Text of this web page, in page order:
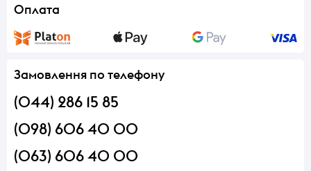
Оплата
Замовлення по телефону
(044) 286 15 85
(098) 606 40 00
(063) 606 40 00